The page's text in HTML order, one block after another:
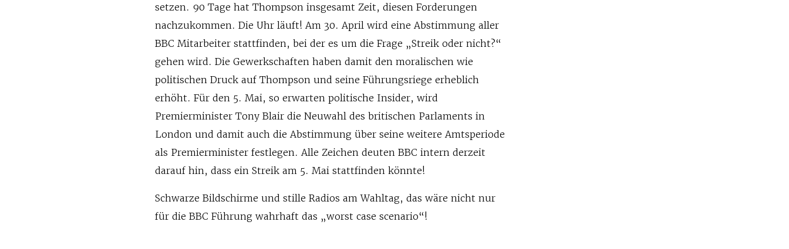
setzen. 90 Tage hat Thompson insgesamt Zeit, diesen Forderungen
nachzukommen. Die Uhr läuft! Am 30. April wird eine Abstimmung aller
BBC Mitarbeiter stattfinden, bei der es um die Frage „Streik oder nicht?“
gehen wird. Die Gewerkschaften haben damit den moralischen wie
politischen Druck auf Thompson und seine Führungsriege erheblich
erhöht. Für den 5. Mai, so erwarten politische Insider, wird
Premierminister Tony Blair die Neuwahl des britischen Parlaments in
London und damit auch die Abstimmung über seine weitere Amtsperiode
als Premierminister festlegen. Alle Zeichen deuten BBC intern derzeit
darauf hin, dass ein Streik am 5. Mai stattfinden könnte!
Schwarze Bildschirme und stille Radios am Wahltag, das wäre nicht nur
für die BBC Führung wahrhaft das „worst case scenario“!